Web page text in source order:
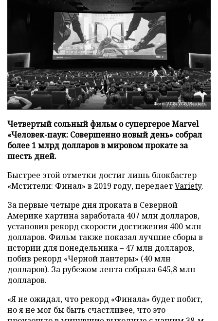
Фото: VCG/VCG/Reuters
Четвертый сольный фильм о супергерое Marvel
«Человек-паук: Совершенно новый день» собрал
более 1 млрд долларов в мировом прокате за
шесть дней.
Быстрее этой отметки достиг лишь блокбастер
«Мстители: Финал» в 2019 году, передаетVariety.
За первые четыре дня проката в Северной
Америке картина заработала 407 млн долларов,
установив рекорд скорости достижения 400 млн
долларов. Фильм также показал лучшие сборы в
истории для понедельника – 47 млн долларов,
побив рекорд «Черной пантеры» (40 млн
долларов). За рубежом лента собрала 645,8 млн
долларов.
«Я не ожидал, что рекорд «Финала» будет побит,
но я не мог бы быть счастливее, что это